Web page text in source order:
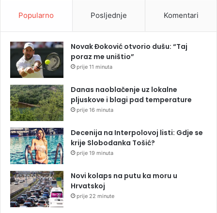
Popularno Posljednje Komentari
Novak Đoković otvorio dušu: “Taj
poraz me uništio”
prije 11 minuta
Danas naoblačenje uz lokalne
pljuskove i blagi pad temperature
prije 16 minuta
Decenija na Interpolovoj listi: Gdje se
krije Slobodanka Tošić?
prije 19 minuta
Novi kolaps na putu ka moru u
Hrvatskoj
prije 22 minute